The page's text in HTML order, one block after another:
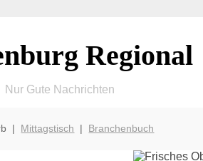
Regional
Nur Gute Nachrichten
| Mittagstisch | Branchenbuch